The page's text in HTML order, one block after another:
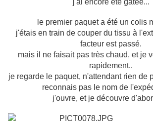
j'ai encore été gatée...
le premier paquet a été un colis
j'étais en train de couper du tissu à
facteur est passé.
mais il ne faisait pas très chaud, et je
rapidement..
je regarde le paquet, n'attendant rien de
reconnais pas le nom de
j'ouvre, et je découvre